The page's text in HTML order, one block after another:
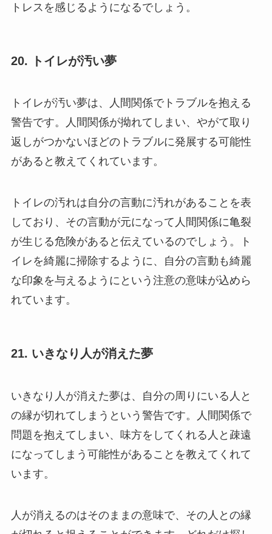
トレスを感じるようになるでしょう。
20. トイレが汚い夢
トイレが汚い夢は、人間関係でトラブルを抱える
警告です。人間関係が拗れてしまい、やがて取り
返しがつかないほどのトラブルに発展する可能性
があると教えてくれています。
トイレの汚れは自分の言動に汚れがあることを表
しており、その言動が元になって人間関係に亀裂
が生じる危険があると伝えているのでしょう。ト
イレを綺麗に掃除するように、自分の言動も綺麗
な印象を与えるようにという注意の意味が込めら
れています。
21. いきなり人が消えた夢
いきなり人が消えた夢は、自分の周りにいる人と
の縁が切れてしまうという警告です。人間関係で
問題を抱えてしまい、味方をしてくれる人と疎遠
になってしまう可能性があることを教えてくれて
います。
人が消えるのはそのままの意味で、その人との縁